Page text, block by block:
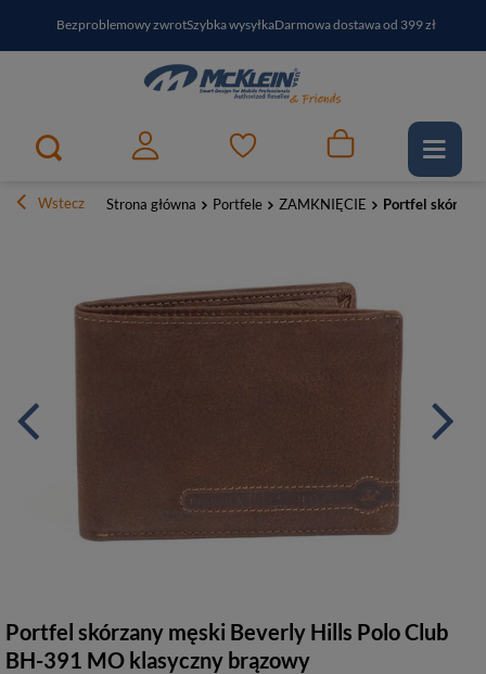
Bezproblemowy zwrotSzybka wysyłkaDarmowa dostawa od 399 zł
PayPo - kup i zapłać za30 dniZapisz się do newslettera i odbierz RABAT
Wstecz Strona główna Portfele ZAMKNIĘCIE Portfel
Portfel skórzany męski Beverly Hills Polo Club
BH-391 MO klasyczny brązowy